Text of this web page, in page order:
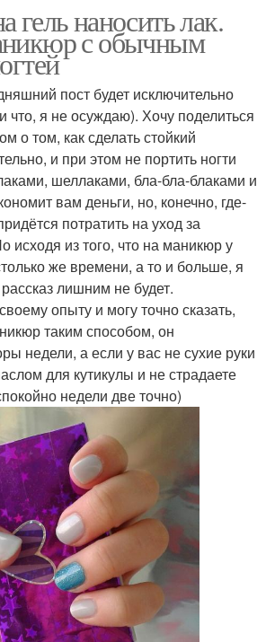
наносить лак.
с обычным
пост будет исключительно
что, я не осуждаю). Хочу поделиться
о том, как сделать стойкий
и при этом не портить ногти
шеллаками, бла-бла-блаками и
вам деньги, но, конечно, где-
потратить на уход за
исходя из того, что на маникюр у
же времени, а то и больше, я
лишним не будет.
опыту и могу точно сказать,
таким способом, он
недели, а если у вас не сухие руки
для кутикулы и не страдаете
недели две точно)